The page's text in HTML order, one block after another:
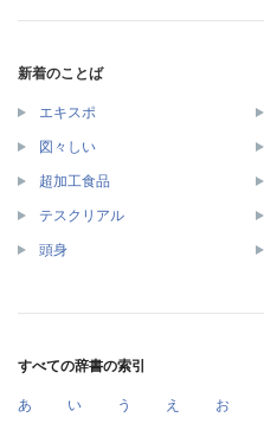
新着のことば
エキスポ
図々しい
超加工食品
テスクリアル
頭身
すべての辞書の索引
あ い う え お